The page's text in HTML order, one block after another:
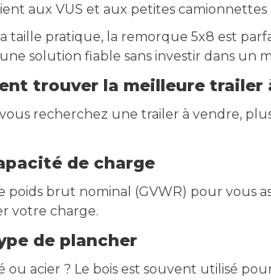
aux VUS et aux petites camionnettes
taille pratique, la remorque 5x8 est
solution fiable sans investir dans un
trouver la meilleure trailer
recherchez une trailer à vendre,
de charge
poids brut nominal (GVWR) pour vous
votre charge.
de plancher
ou acier ? Le bois est souvent utilisé